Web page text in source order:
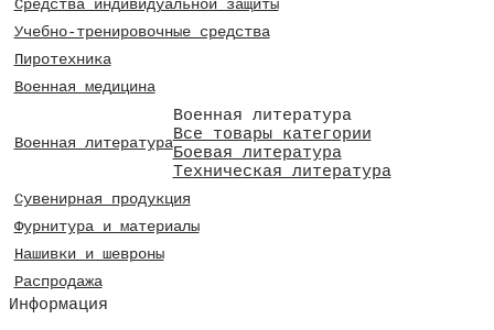
Средства индивидуальной защиты
Учебно-тренировочные средства
Пиротехника
Военная медицина
Военная литература
Военная литература
Все товары категории
Боевая литература
Техническая литература
Сувенирная продукция
Фурнитура и материалы
Нашивки и шевроны
Распродажа
Информация